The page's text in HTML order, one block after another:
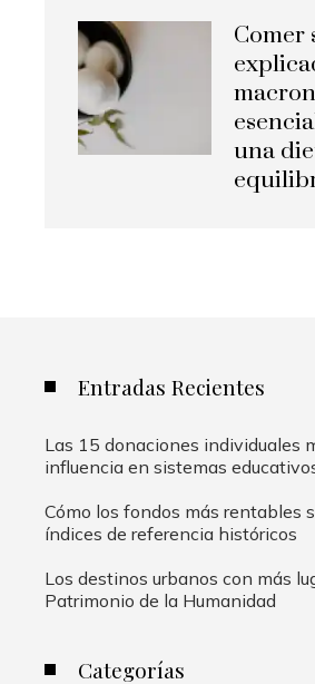
Comer
una
Entradas Recientes
Las 15 donaciones individuales
influencia en sistemas
Cómo los fondos más rentables
índices de referencia históricos
Los destinos urbanos con más
Patrimonio de la Humanidad
Categorías